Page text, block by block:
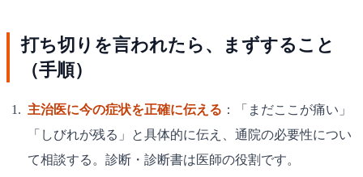
打ち切りを言われたら、まずすること
（手順）
主治医に今の症状を正確に伝える ：「まだここが痛い」
「しびれが残る」と具体的に伝え、通院の必要性につい
て相談する。診断・診断書は医師の役割です。